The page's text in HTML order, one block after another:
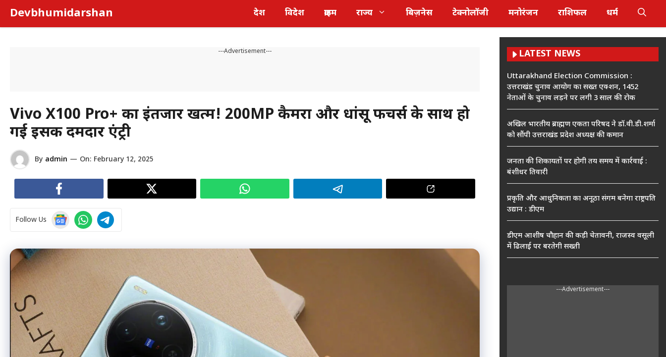
content
Devbhumidarshan देश विदेश क्राइम राज्य बिज़नेस टेक्नोलॉजी मनोरंजन राशिफल धर्म
---Advertisement---
Vivo X100 Pro+ का इंतजार खत्म! 200MP कैमरा और धांसू फीचर्स के साथ हो
गई इसकी दमदार एंट्री
By admin — On: February 12, 2025
Follow Us
LATEST NEWS
Uttarakhand Election Commission :
उत्तराखंड चुनाव आयोग का सख्त एक्शन, 1452
नेताओं के चुनाव लड़ने पर लगी 3 साल की रोक
अखिल भारतीय ब्राह्मण एकता परिषद ने डॉ.वी.डी.शर्मा
को सौंपी उत्तराखंड प्रदेश अध्यक्ष की कमान
जनता की शिकायतों पर होगी तय समय में कार्रवाई :
बंशीधर तिवारी
प्रकृति और आधुनिकता का अनूठा संगम बनेगा राष्ट्रपति
उद्यान : डीएम
डीएम आशीष चौहान की कड़ी चेतावनी, राजस्व वसूली
में ढिलाई पर बरतेगी सख्ती
---Advertisement---